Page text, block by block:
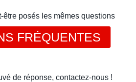
être posés les mêmes questions
FRÉQUENTES
de réponse, contactez-nous !